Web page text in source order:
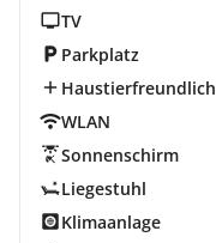
TV
Parkplatz
Haustierfreundlich
WLAN
Sonnenschirm
Liegestuhl
Klimaanlage